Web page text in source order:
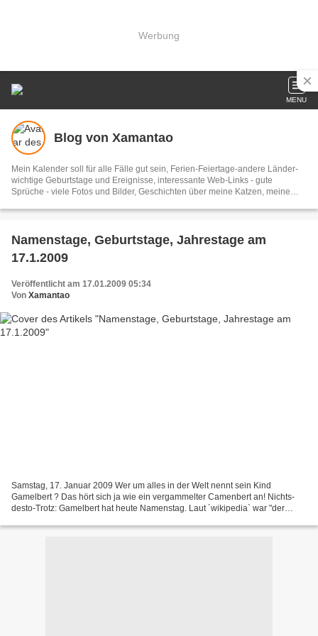
Werbung
MENU
Blog von Xamantao
Mein Kalender soll für alle Fälle gut sein, Ferien-Feiertage-andere Länder-
wichtige Geburtstage und Ereignisse, interessante Web-Links - gute
Sprüche - viele Fotos und Bilder, Geschichten über meine Katzen, meine
Namenstage, Geburtstage, Jahrestage am
17.1.2009
Veröffentlicht am 17.01.2009 05:34
Von Xamantao
Samstag, 17. Januar 2009 Wer um alles in der Welt nennt sein Kind
Gamelbert ? Das hört sich ja wie ein vergammelter Camenbert an! Nichts-
desto-Trotz: Gamelbert hat heute Namenstag. Laut ´wikipedia` war "der